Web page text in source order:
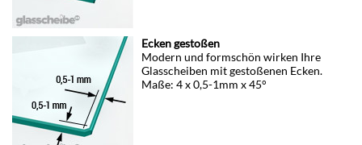
Ecken gestoßen
Modern und formschön wirken Ihre
Glasscheiben mit gestoßenen Ecken.
Maße: 4 x 0,5-1mm x 45°